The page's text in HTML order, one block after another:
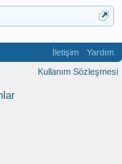
İletişim
Yardım
Kullanım Sözleşmesi